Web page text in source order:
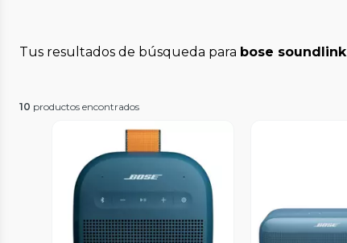
Tus resultados de búsqueda para bose soundlink
10 productos encontrados
Vista Previa